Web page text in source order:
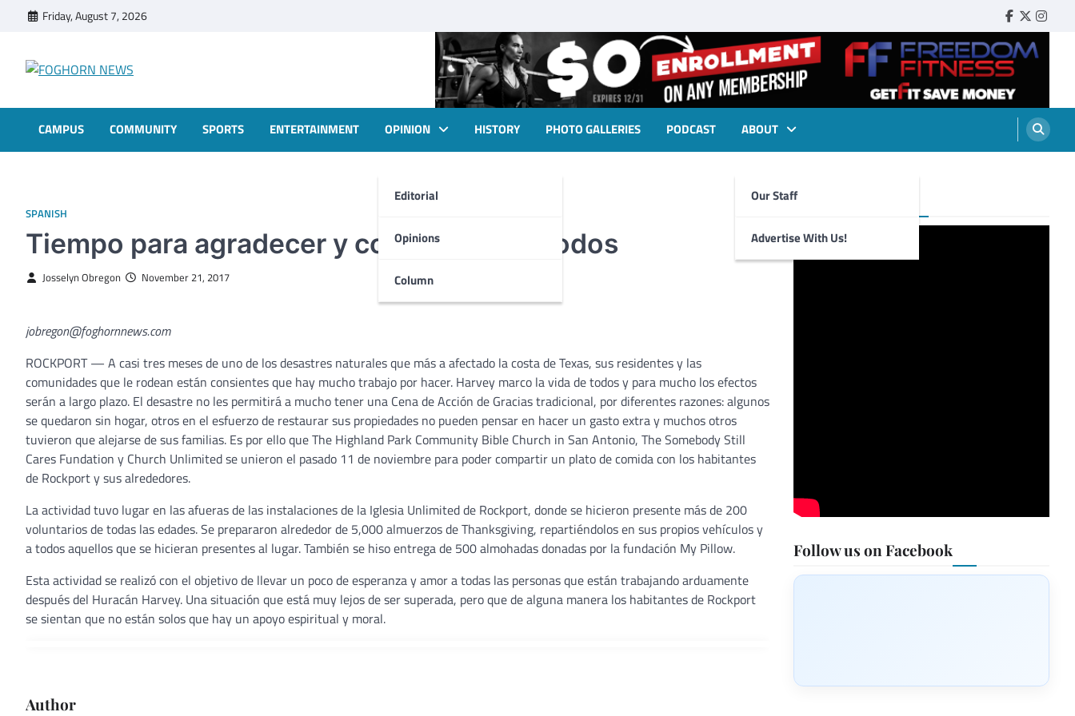
Friday, August 7, 2026 Faebook
Twitter
CAMPUS COMMUNITY SPORTS ENTERTAINMENT OPINION
Editorial
Opinions
Column
HISTORY PHOTO GALLERIES PODCAST ABOUT
Our Staff
Advertise With Us!
SPANISH
Tiempo para agradecer y compartir con todos
Josselyn Obregon November 21, 2017
jobregon@foghornnews.com
ROCKPORT ­— A casi tres meses de uno de los desastres naturales que más a afectado la costa de Texas, sus residentes y las
comunidades que le rodean están consientes que hay mucho trabajo por hacer. Harvey marco la vida de todos y para mucho los efectos
serán a largo plazo. El desastre no les permitirá a mucho tener una Cena de Acción de Gracias tradicional, por diferentes razones: algunos
se quedaron sin hogar, otros en el esfuerzo de restaurar sus propiedades no pueden pensar en hacer un gasto extra y muchos otros
tuvieron que alejarse de sus familias. Es por ello que The Highland Park Community Bible Church in San Antonio, The Somebody Still
Cares Fundation y Church Unlimited se unieron el pasado 11 de noviembre para poder compartir un plato de comida con los habitantes
de Rockport y sus alrededores.
La actividad tuvo lugar en las afueras de las instalaciones de la Iglesia Unlimited de Rockport, donde se hicieron presente más de 200
voluntarios de todas las edades. Se prepararon alrededor de 5,000 almuerzos de Thanksgiving, repartiéndolos en sus propios vehículos y
a todos aquellos que se hicieran presentes al lugar. También se hiso entrega de 500 almohadas donadas por la fundación My Pillow.
Esta actividad se realizó con el objetivo de llevar un poco de esperanza y amor a todas las personas que están trabajando arduamente
después del Huracán Harvey. Una situación que está muy lejos de ser superada, pero que de alguna manera los habitantes de Rockport
se sientan que no están solos que hay un apoyo espiritual y moral.
Author
Foghorn Videos
Follow us on Facebook